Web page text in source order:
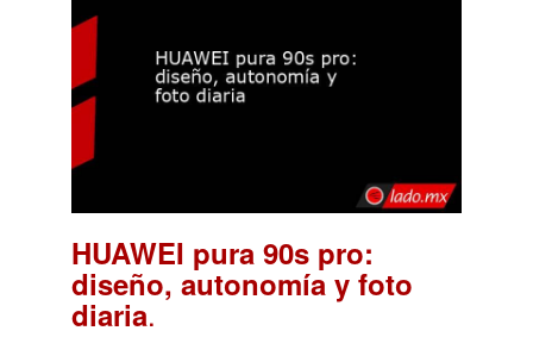
HUAWEI pura 90s pro:
diseño, autonomía y foto
diaria.